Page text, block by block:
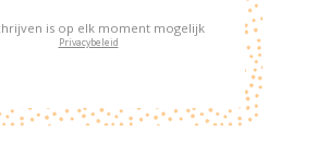
is op elk moment mogelijk
Privacybeleid